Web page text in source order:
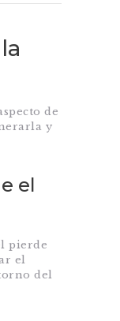
de
y
el
pierde
el
del